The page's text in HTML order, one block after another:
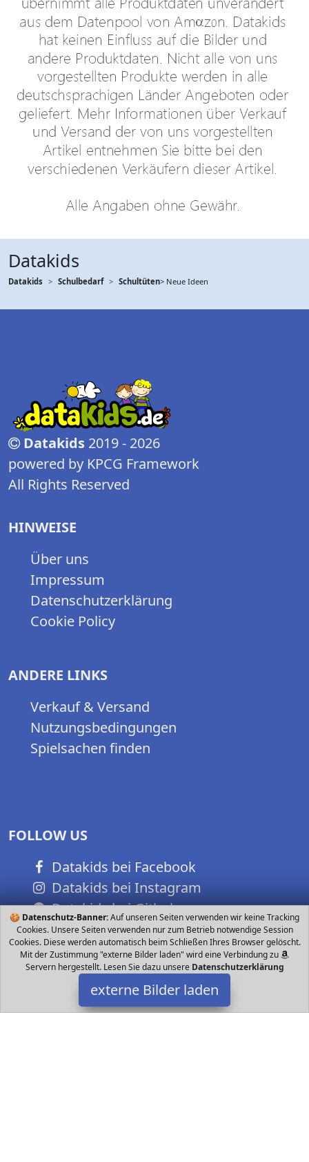
Datakids
Datakids Schulbedarf Schultüten> Neue Ideen
🍪 Datenschutz-Banner:Auf unseren Seiten verwenden wir keine Tracking
Cookies. Unsere Seiten verwenden nur zum Betrieb notwendige Session
Cookies. Diese werden automatisch beim Schließen Ihres Browser gelöscht.
Mit der Zustimmung "externe Bilder laden" wird eine Verbindung zu
Servern hergestellt. Lesen Sie dazu unsere Datenschutzerklärung
externe Bilder laden
Datakids 2019 - 2026
powered by KPCG Framework
All Rights Reserved
HINWEISE
Über uns
Impressum
Datenschutzerklärung
Cookie Policy
ANDERE LINKS
Verkauf & Versand
Nutzungsbedingungen
Spielsachen finden
FOLLOW US
Datakids bei Facebook
Datakids bei Instagram
Datakids bei Github